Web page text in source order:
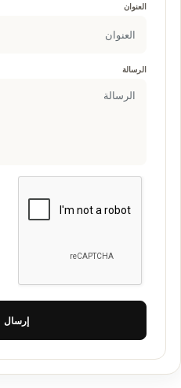
العنوان
الرسالة
إرسال